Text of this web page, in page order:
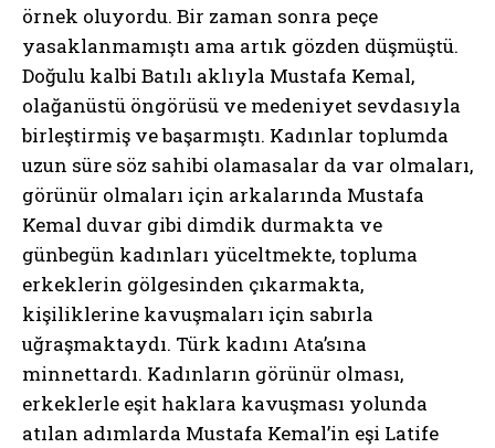
örnek oluyordu. Bir zaman sonra peçe
yasaklanmamıştı ama artık gözden düşmüştü.
Doğulu kalbi Batılı aklıyla Mustafa Kemal,
olağanüstü öngörüsü ve medeniyet sevdasıyla
birleştirmiş ve başarmıştı. Kadınlar toplumda
uzun süre söz sahibi olamasalar da var olmaları,
görünür olmaları için arkalarında Mustafa
Kemal duvar gibi dimdik durmakta ve
günbegün kadınları yüceltmekte, topluma
erkeklerin gölgesinden çıkarmakta,
kişiliklerine kavuşmaları için sabırla
uğraşmaktaydı. Türk kadını Ata’sına
minnettardı. Kadınların görünür olması,
erkeklerle eşit haklara kavuşması yolunda
atılan adımlarda Mustafa Kemal’in eşi Latife